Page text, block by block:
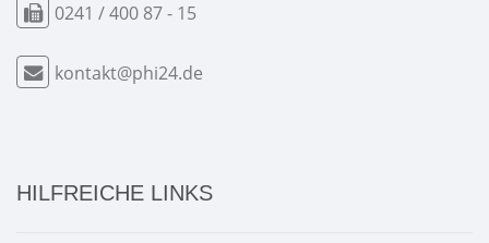
0241 / 400 87 - 15
kontakt@phi24.de
HILFREICHE LINKS